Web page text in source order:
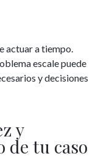
actuar a tiempo.
escale puede
y decisiones
y
de tu caso